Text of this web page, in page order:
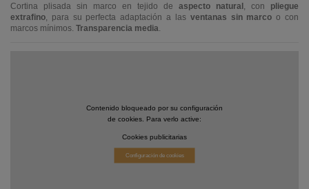
Cortina plisada sin marco en tejido de aspecto natural, con pliegue
extrafino, para su perfecta adaptación a las ventanas sin marco o con
marcos mínimos. Transparencia media.
Contenido bloqueado por su configuración
de cookies. Para verlo active:
Cookies publicitarias
Configuración de cookies